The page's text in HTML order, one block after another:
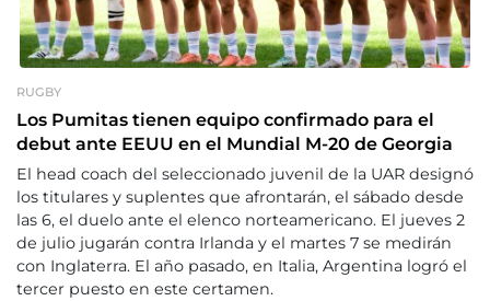
RUGBY
Los Pumitas tienen equipo confirmado para el
debut ante EEUU en el Mundial M-20 de Georgia
El head coach del seleccionado juvenil de la UAR designó
los titulares y suplentes que afrontarán, el sábado desde
las 6, el duelo ante el elenco norteamericano. El jueves 2
de julio jugarán contra Irlanda y el martes 7 se medirán
con Inglaterra. El año pasado, en Italia, Argentina logró el
tercer puesto en este certamen.